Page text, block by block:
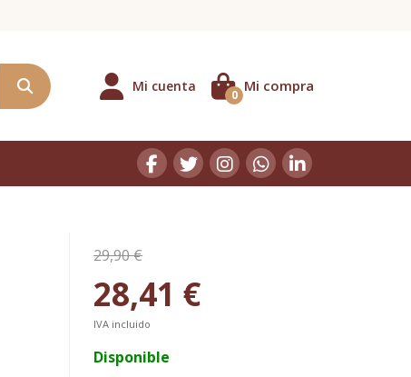
Mi cuenta Mi compra
0
29,90 €
28,41 €
IVA incluido
Disponible